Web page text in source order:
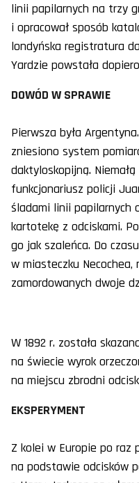
linii papilarnych na trzy
i opracował sposób
londyńska registratura
Yardzie powstała
DOWÓD W SPRAWIE
Pierwsza była
zniesiono system
daktyloskopijną.
funkcjonariusz policji
śladami linii papilarnych
kartotekę z odciskami.
go jak szaleńca. Do
w miasteczku Necochea,
zamordowanych dwoje
W 1892 r. została
na świecie wyrok
na miejscu zbrodni
EKSPERYMENT
Z kolei w Europie po raz
na podstawie odcisków